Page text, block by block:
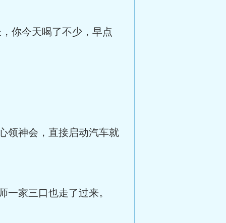
你今天喝了不少，早点
领神会，直接启动汽车就
家三口也走了过来。